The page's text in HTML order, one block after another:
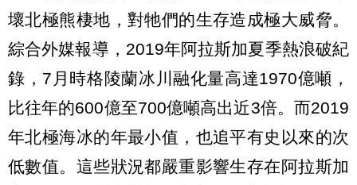
壞北極熊棲地，對牠們的生存造成極大威脅。
綜合外媒報導，2019年阿拉斯加夏季熱浪破紀
錄，7月時格陵蘭冰川融化量高達1970億噸，
比往年的600億至700億噸高出近3倍。而2019
年北極海冰的年最小值，也追平有史以來的次
低數值。這些狀況都嚴重影響生存在阿拉斯加